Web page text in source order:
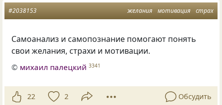
желания мотивация страх
#2038153
Самоанализ и самопознание помогают понять
свои желания, страхи и мотивации.
© михаил палецкий 3341
22 2 Обсудить